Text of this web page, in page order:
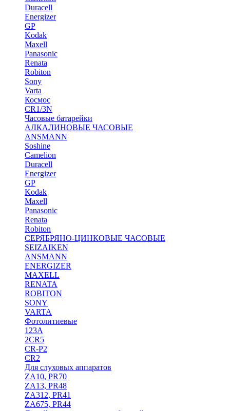
Duracell
Energizer
GP
Kodak
Maxell
Panasonic
Renata
Robiton
Sony
Varta
Космос
CR1/3N
Часовые батарейки
АЛКАЛИНОВЫЕ ЧАСОВЫЕ
ANSMANN
Soshine
Camelion
Duracell
Energizer
GP
Kodak
Maxell
Panasonic
Renata
Robiton
СЕРЯБРЯНО-ЦИНКОВЫЕ ЧАСОВЫЕ
SEIZAIKEN
ANSMANN
ENERGIZER
MAXELL
RENATA
ROBITON
SONY
VARTA
Фотолитиевые
123A
2CR5
CR-P2
CR2
Для слуховых аппаратов
ZA10, PR70
ZA13, PR48
ZA312, PR41
ZA675, PR44